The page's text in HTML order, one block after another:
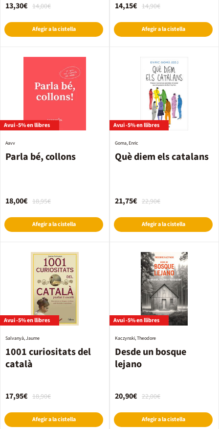
14,00€
13,30€
Afegir a la cistella
14,90€
14,15€
Afegir a la cistella
Avui -5% en llibres
Parla bé, collons
Aavv
18,95€
18,00€
Afegir a la cistella
Avui -5% en llibres
Què diem els catalans
Goma, Enric
22,90€
21,75€
Afegir a la cistella
Avui -5% en llibres
1001 curiositats del
català
Salvanyà, Jaume
18,90€
17,95€
Afegir a la cistella
Avui -5% en llibres
Desde un bosque
lejano
Kaczynski, Theodore
22,00€
20,90€
Afegir a la cistella